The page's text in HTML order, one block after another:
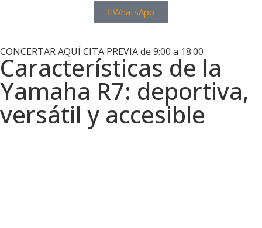
WhatsApp
CONCERTARAQUÍCITA PREVIA de 9:00 a 18:00
Características de la
Yamaha R7: deportiva,
versátil y accesible